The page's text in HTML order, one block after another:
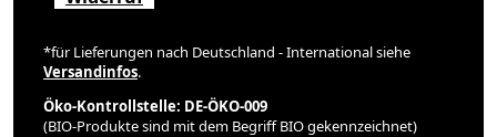
*für Lieferungen nach Deutschland - International siehe
Versandinfos.
Öko-Kontrollstelle: DE-ÖKO-009
(BIO-Produkte sind mit dem Begriff BIO gekennzeichnet)